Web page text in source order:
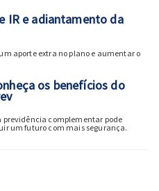
IR e adiantamento da
aporte extra no plano e aumentar o
os benefícios do
previdência complementar pode
um futuro com mais segurança.